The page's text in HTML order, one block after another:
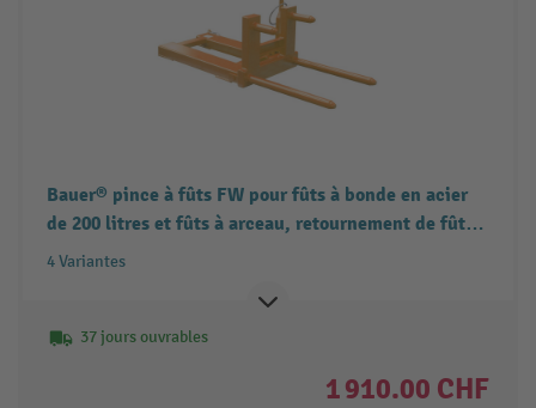
Bauer® pince à fûts FW pour fûts à bonde en acier
de 200 litres et fûts à arceau, retournement de fûts,
accessoire pour chariot élévateur
4 Variantes
37 jours ouvrables
1 910.00 CHF